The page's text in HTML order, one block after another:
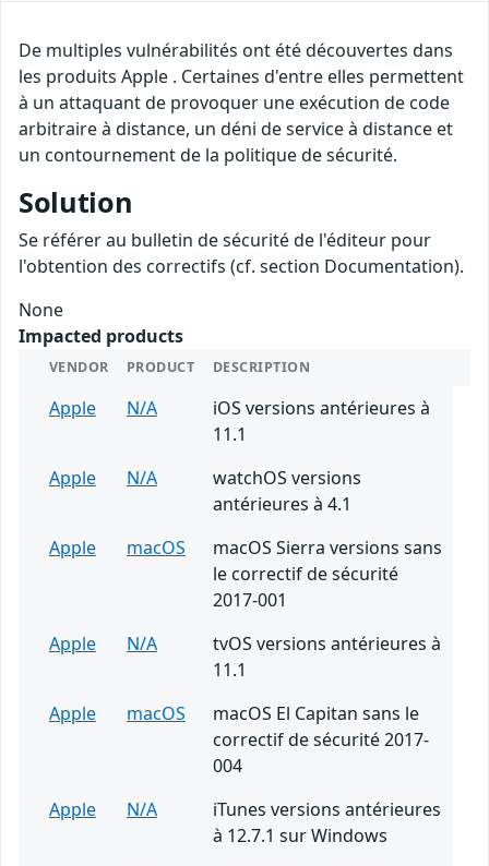
De multiples vulnérabilités ont été découvertes dans
les produits Apple . Certaines d'entre elles permettent
à un attaquant de provoquer une exécution de code
arbitraire à distance, un déni de service à distance et
un contournement de la politique de sécurité.
Solution
Se référer au bulletin de sécurité de l'éditeur pour
l'obtention des correctifs (cf. section Documentation).
None
Impacted products
VENDOR PRODUCT DESCRIPTION
Apple N/A
iOS versions antérieures à
11.1
Apple
N/A
watchOS versions
antérieures à 4.1
Apple
macOS
macOS Sierra versions sans
le correctif de sécurité
2017-001
Apple
N/A
tvOS versions antérieures à
11.1
Apple
macOS
macOS El Capitan sans le
correctif de sécurité 2017-
004
Apple
N/A
iTunes versions antérieures
à 12.7.1 sur Windows